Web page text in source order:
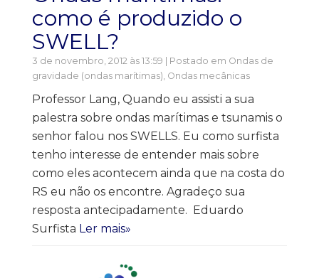
como é produzido o
SWELL?
3 de novembro, 2012 às 13:59 | Postado em Ondas de
gravidade (ondas marítimas) Ondas mecânicas
Professor Lang, Quando eu assisti a sua
palestra sobre ondas marí­timas e tsunamis o
senhor falou nos SWELLS. Eu como surfista
tenho interesse de entender mais sobre
como eles acontecem ainda que na costa do
RS eu não os encontre. Agradeço sua
resposta antecipadamente. Eduardo
Surfista Ler mais»